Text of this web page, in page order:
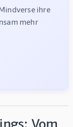
ihre
mehr
Vom